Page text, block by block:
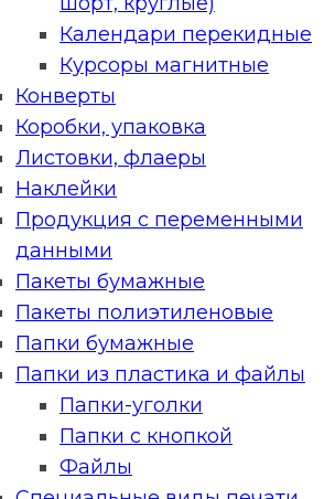
Календари перекидные
Курсоры магнитные
Конверты
Коробки, упаковка
Листовки, флаеры
Наклейки
Продукция с переменными
данными
Пакеты бумажные
Пакеты полиэтиленовые
Папки бумажные
Папки из пластика и файлы
Папки-уголки
Папки с кнопкой
Файлы